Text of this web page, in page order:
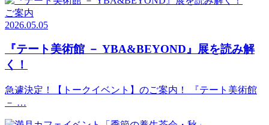
ご案内
2026.05.05
『テート美術館 － YBA&BEYOND』展を読み解
く！
急遽決定！【トークイベント】のご案内！ 『テート美術館
－ …